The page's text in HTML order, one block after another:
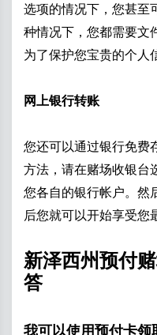
选项的情况下，您甚至
种情况下，您都需要文
为了保护您宝贵的个人
网上银行转账
您还可以通过银行免费
方法，请在赌场收银台
您各自的银行帐户。然
后您就可以开始享受您
新泽西州预付
答
我可以使用预付卡